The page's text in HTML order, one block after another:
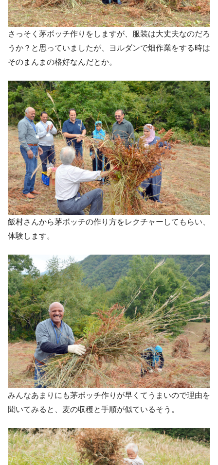
さっそく茅ボッチ作りをしますが、服装は大丈夫なのだろ
うか？と思っていましたが、ヨルダンで畑作業をする時は
そのまんまの格好なんだとか。
飯村さんから茅ボッチの作り方をレクチャーしてもらい、
体験します。
みんなあまりにも茅ボッチ作りが早くてうまいので理由を
聞いてみると、麦の収穫と手順が似ているそう。